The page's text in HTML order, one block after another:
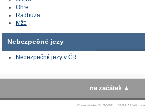
Ohře
Radbuza
Mže
Nebezpečné jezy
Nebezpečné jezy v ČR
na začátek